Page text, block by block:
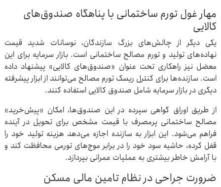
مهار غول تورم ساختمانی با پناهگاه صندوق‌های
کالایی
یکی دیگر از چالش‌های بزرگ سازندگان، نوسانات شدید قیمت
نهاده‌های تولید و تورم مصالح ساختمانی است. بازار سرمایه برای این
معضل نیز راهکاری تحت عنوان «صندوق‌های کالایی» پیشنهاد داده
است. سازنده‌ها برای کنترل ریسک تورم مصالح می‌توانند از ابزار پیشرفته
دیگری در بازار سرمایه شامل صندوق کالایی استفاده کنند.
از طریق اوراق گواهی سپرده در این صندوق‌ها، امکان «پیش‌خرید»
مصالح ساختمانی پرمصرف با قیمت مشخص برای تحویل در آینده
فراهم می‌شود. این ابزار به سازنده اجازه می‌دهد هزینه تولید خود را
قفل کرده، حاشیه سود خود را در برابر موج‌های تورمی محافظت کند و
با آرامش خاطر بیشتری به عملیات عمرانی بپردازد.
ضرورت جراحی در نظام تامین مالی مسکن